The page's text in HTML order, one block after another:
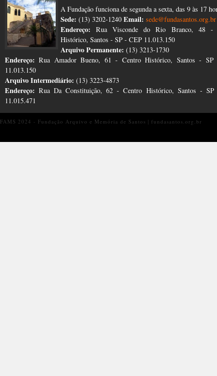
A Fundação funciona de segunda a sexta, das 9 às 17
Sede: (13) 3202-1240 Email: sede@fundasantos.org.br
Endereço: Rua Visconde do Rio Branco, 48 -
Histórico, Santos - SP - CEP 11.013.150
Arquivo Permanente: (13) 3213-1730
Endereço: Rua Amador Bueno, 61 - Centro Histórico, Santos -
11.013.150
Arquivo Intermediário: (13) 3223-4873
Endereço: Rua Da Constituição, 62 - Centro Histórico, Santos -
11.015.471
FAMS 2024 - Fundação Arquivo e Memória de Santos | fundasantos.org.br